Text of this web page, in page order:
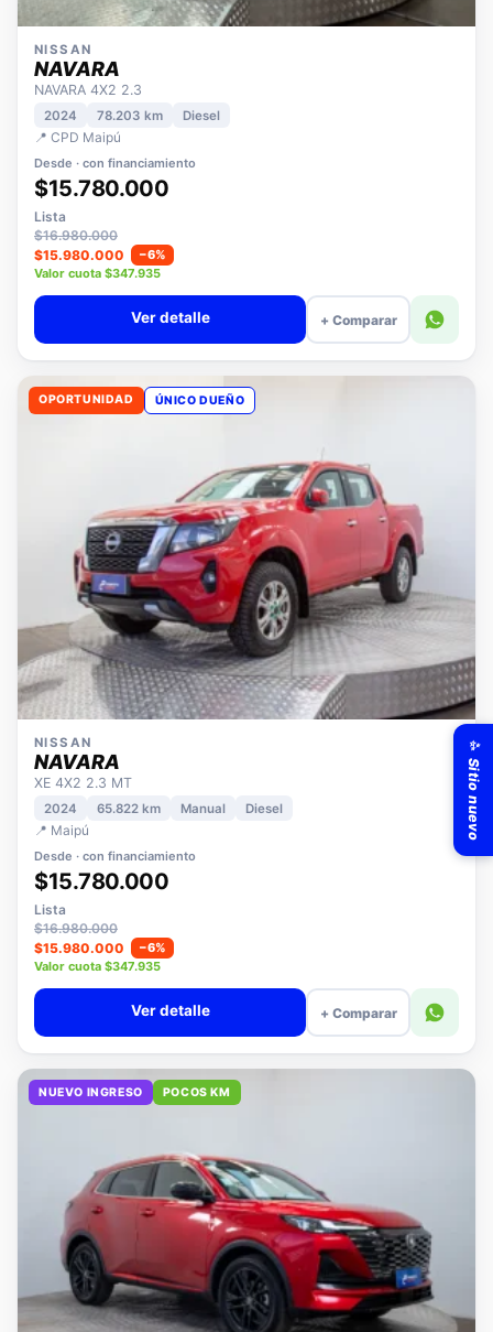
NISSAN
NAVARA
NAVARA 4X2 2.3
2024 78.203 km
📍 CPD Maipú
Desde · con financiamiento
$15.780.000
Lista
$16.980.000
$15.980.000
−6%
Valor cuota $347.935
+ Comparar
OPORTUNIDAD
NISSAN
NAVARA
XE 4X2 2.3 MT
2024
📍 Maipú
Desde · con financiamiento
$15.780.000
Lista
$16.980.000
$15.980.000
−6%
Valor cuota $347.935
+ Comparar
✨ Sitio nuevo